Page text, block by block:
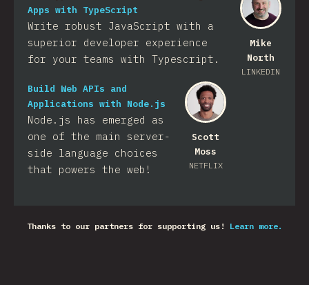
Mike
North
LINKEDIN
Apps with TypeScript
Write robust JavaScript with a
superior developer experience
for your teams with Typescript.
Scott
Moss
NETFLIX
Build Web APIs and
Applications with Node.js
Node.js has emerged as
one of the main server-
side language choices
that powers the web!
Thanks to our partners for supporting us! Learn more.